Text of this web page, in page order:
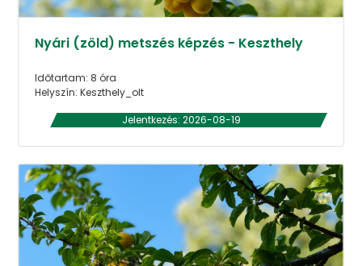
Nyári (zöld) metszés képzés - Keszthely
Időtartam: 8 óra
Helyszín: Keszthely_olt
Jelentkezés: 2026-08-19